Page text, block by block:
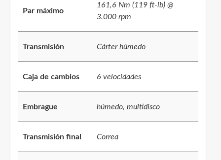
Par máximo
161,6 Nm (119 ft-lb) @
3.000 rpm
Transmisión Cárter húmedo
Caja de cambios 6 velocidades
Embrague húmedo, multidisco
Transmisión final Correa